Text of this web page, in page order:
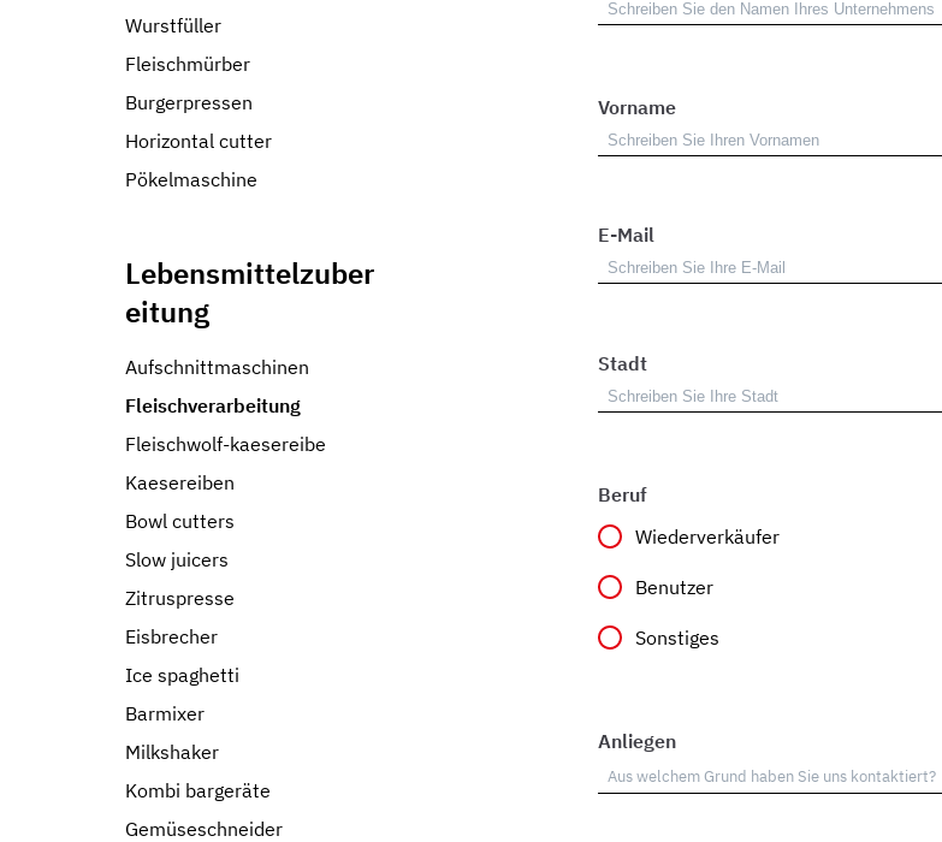
Wurstfüller
Fleischmürber
Burgerpressen
Horizontal cutter
Pökelmaschine
Lebensmittelzuber
eitung
Aufschnittmaschinen
Fleischverarbeitung
Fleischwolf-kaesereibe
Kaesereiben
Bowl cutters
Slow juicers
Zitruspresse
Eisbrecher
Ice spaghetti
Barmixer
Milkshaker
Kombi bargeräte
Gemüseschneider
Vorname
E-Mail
Stadt
Beruf
Wiederverkäufer
Benutzer
Sonstiges
Anliegen